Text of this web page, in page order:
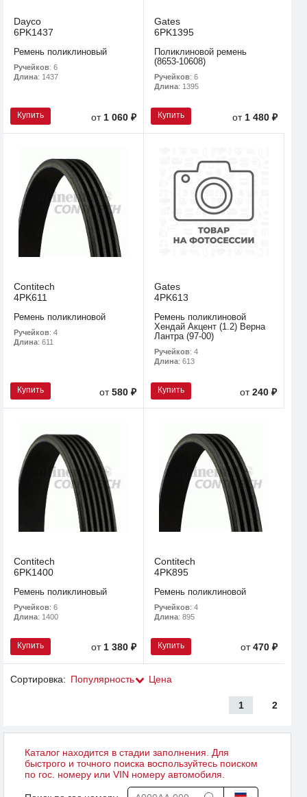
Dayco
6PK1437
Ремень поликлиновый
Ручейков: 6
Длина: 1437
Купить от 1 060 ₽
Gates
6PK1395
Поликлиновой ремень
(8653-10608)
Ручейков: 6
Длина: 1395
Купить от 1 480 ₽
Contitech
4PK611
Ремень поликлиновой
Ручейков: 4
Длина: 611
Купить от580 ₽
Gates
4PK613
Ремень поликлиновой
Хендай Акцент (1.2) Верна
Лантра (97-00)
Ручейков: 4
Длина: 613
Купить от240 ₽
Contitech
6PK1400
Ремень поликлиновый
Ручейков: 6
Длина: 1400
Купить от1 380 ₽
Contitech
4PK895
Ремень поликлиновой
Ручейков: 4
Длина: 895
Купить от470 ₽
Сортировка: Популярность Цена
1 2
Каталог находится в стадии заполнения. Для
быстрого и точного поиска воспользуйтесь поиском
по гос. номеру или VIN номеру автомобиля.